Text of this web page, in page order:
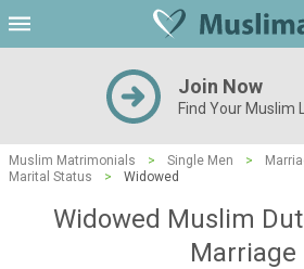
Join Now
Find Your Muslim
Muslim Matrimonials > Single Men >
Marital Status
> Widowed
Widowed Muslim
Marriage